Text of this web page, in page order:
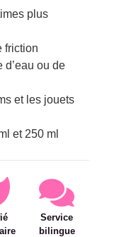
plus
friction
d’eau ou de
et les jouets
et 250 ml
Service
bilingue